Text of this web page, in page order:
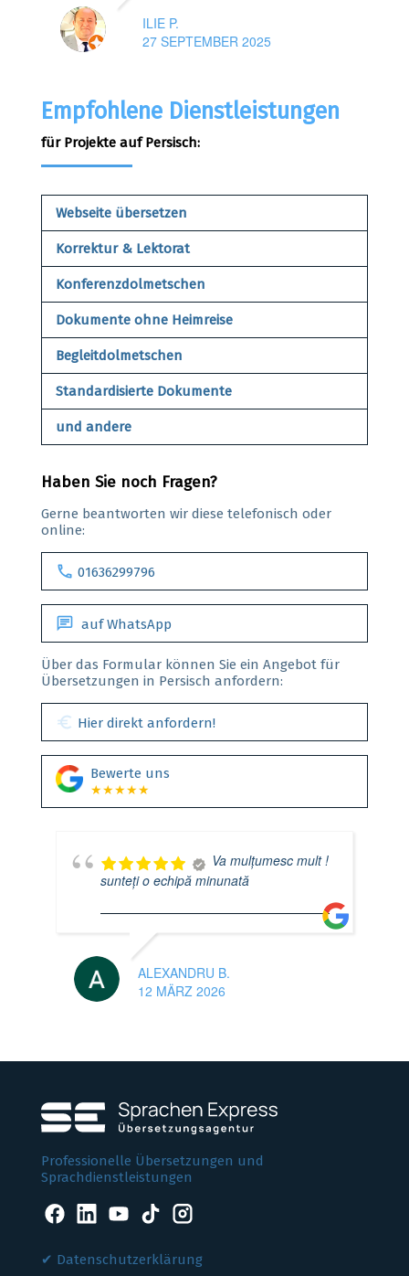
ILIE P.
27 SEPTEMBER 2025
Empfohlene Dienstleistungen
für Projekte auf Persisch:
Webseite übersetzen
Korrektur & Lektorat
Konferenzdolmetschen
Dokumente ohne Heimreise
Begleitdolmetschen
Standardisierte Dokumente
und andere
Haben Sie noch Fragen?
Gerne beantworten wir diese telefonisch oder
online:
call 01636299796
chat auf WhatsApp
Über das Formular können Sie ein Angebot für
Übersetzungen in Persisch anfordern:
euro Hier direkt anfordern!
Bewerte uns
★★★★★
Va mulțumesc mult !
sunteți o echipă minunată
ALEXANDRU B.
12 MÄRZ 2026
Professionelle Übersetzungen und
Sprachdienstleistungen
Datenschutzerklärung